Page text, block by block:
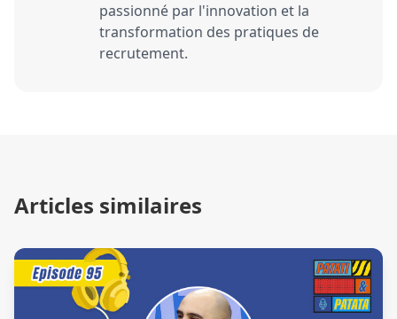
passionné par l'innovation et la
transformation des pratiques de
recrutement.
Articles similaires